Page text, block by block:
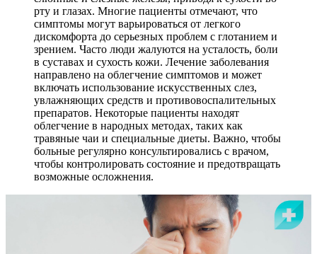
рту и глазах. Многие пациенты отмечают, что
симптомы могут варьироваться от легкого
дискомфорта до серьезных проблем с глотанием и
зрением. Часто люди жалуются на усталость, боли
в суставах и сухость кожи. Лечение заболевания
направлено на облегчение симптомов и может
включать использование искусственных слез,
увлажняющих средств и противовоспалительных
препаратов. Некоторые пациенты находят
облегчение в народных методах, таких как
травяные чаи и специальные диеты. Важно, чтобы
больные регулярно консультировались с врачом,
чтобы контролировать состояние и предотвращать
возможные осложнения.